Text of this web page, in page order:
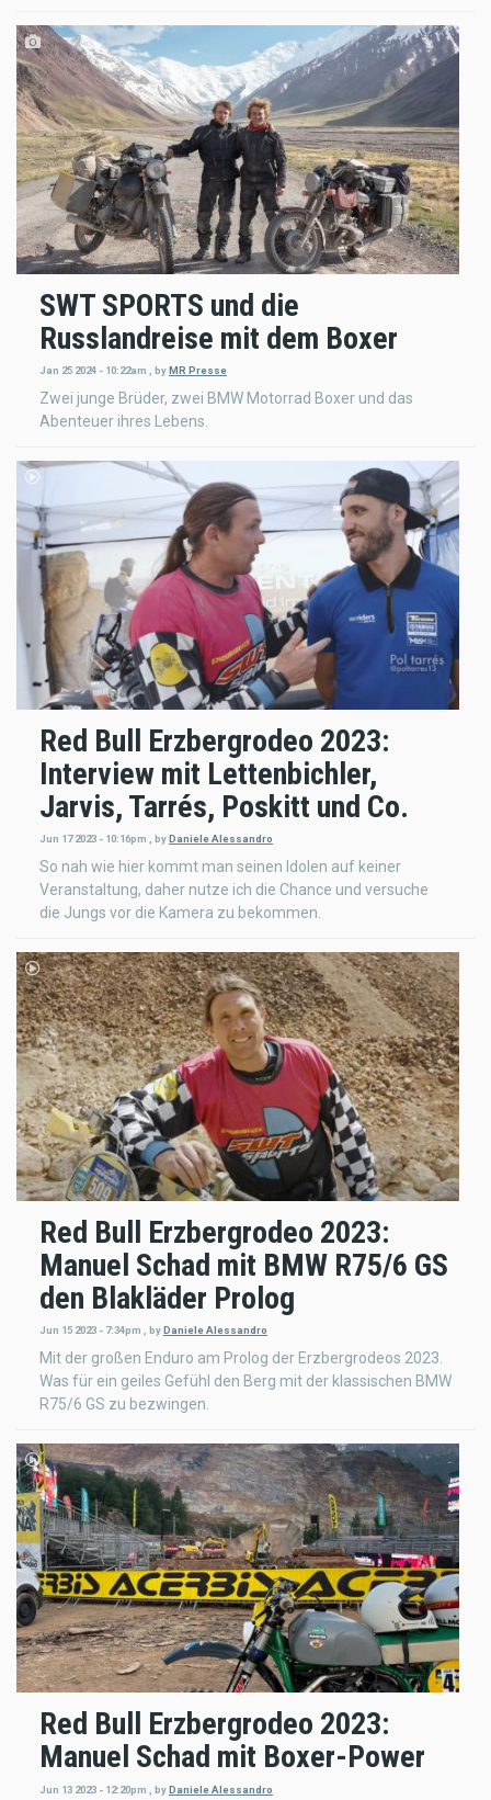
SWT SPORTS und die
Russlandreise mit dem Boxer
Jan 25 2024 - 10:22am , byMR Presse
Zwei junge Brüder, zwei BMW Motorrad Boxer und das
Abenteuer ihres Lebens.
Red Bull Erzbergrodeo 2023:
Interview mit Lettenbichler,
Jarvis, Tarrés, Poskitt und Co.
Jun 17 2023 - 10:16pm , byDaniele Alessandro
So nah wie hier kommt man seinen Idolen auf keiner
Veranstaltung, daher nutze ich die Chance und versuche
die Jungs vor die Kamera zu bekommen.
Red Bull Erzbergrodeo 2023:
Manuel Schad mit BMW R75/6 GS
den Blakläder Prolog
Jun 15 2023 - 7:34pm , by Daniele Alessandro
Mit der großen Enduro am Prolog der Erzbergrodeos 2023.
Was für ein geiles Gefühl den Berg mit der klassischen BMW
R75/6 GS zu bezwingen.
Red Bull Erzbergrodeo 2023:
Manuel Schad mit Boxer-Power
Jun 13 2023 - 12:20pm byDaniele Alessandro